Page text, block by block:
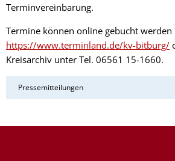
Terminvereinbarung.
Termine können online gebucht werden
https://www.terminland.de/kv-bitburg/
Kreisarchiv unter Tel. 06561 15-1660.
Pressemitteilungen